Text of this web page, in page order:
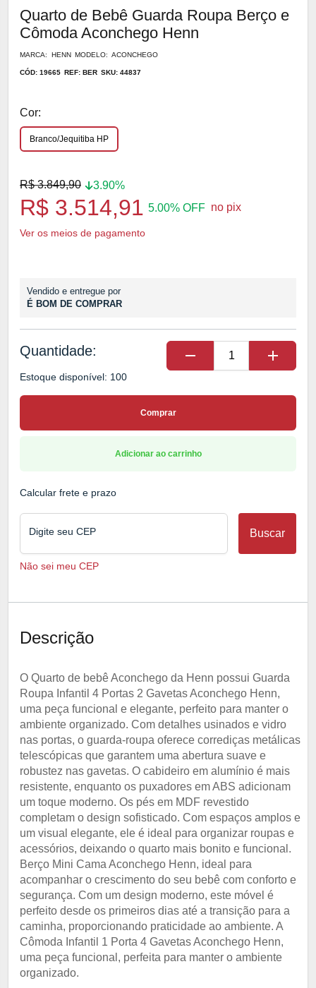
Quarto de Bebê Guarda Roupa Berço e
Cômoda Aconchego Henn
MARCA: HENN MODELO: ACONCHEGO
CÓD: 19665 REF: BER SKU: 44837
Cor:
Branco/Jequitiba HP
R$ 3.849,90 3.90%
R$ 3.514,91 5.00% OFF no pix
Ver os meios de pagamento
Vendido e entregue por
É BOM DE COMPRAR
Quantidade: remove add
Estoque disponível: 100
Comprar
Adicionar ao carrinho
Calcular frete e prazo
Digite seu CEP Buscar
Não sei meu CEP
Descrição
O Quarto de bebê Aconchego da Henn possui Guarda
Roupa Infantil 4 Portas 2 Gavetas Aconchego Henn,
uma peça funcional e elegante, perfeito para manter o
ambiente organizado. Com detalhes usinados e vidro
nas portas, o guarda-roupa oferece corrediças metálicas
telescópicas que garantem uma abertura suave e
robustez nas gavetas. O cabideiro em alumínio é mais
resistente, enquanto os puxadores em ABS adicionam
um toque moderno. Os pés em MDF revestido
completam o design sofisticado. Com espaços amplos e
um visual elegante, ele é ideal para organizar roupas e
acessórios, deixando o quarto mais bonito e funcional.
Berço Mini Cama Aconchego Henn, ideal para
acompanhar o crescimento do seu bebê com conforto e
segurança. Com um design moderno, este móvel é
perfeito desde os primeiros dias até a transição para a
caminha, proporcionando praticidade ao ambiente. A
Cômoda Infantil 1 Porta 4 Gavetas Aconchego Henn,
uma peça funcional, perfeita para manter o ambiente
organizado.